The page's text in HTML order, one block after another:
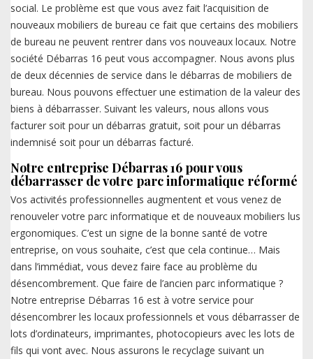
social. Le problème est que vous avez fait l’acquisition de
nouveaux mobiliers de bureau ce fait que certains des mobiliers
de bureau ne peuvent rentrer dans vos nouveaux locaux. Notre
société Débarras 16 peut vous accompagner. Nous avons plus
de deux décennies de service dans le débarras de mobiliers de
bureau. Nous pouvons effectuer une estimation de la valeur des
biens à débarrasser. Suivant les valeurs, nous allons vous
facturer soit pour un débarras gratuit, soit pour un débarras
indemnisé soit pour un débarras facturé.
Notre entreprise Débarras 16 pour vous
débarrasser de votre parc informatique réformé
Vos activités professionnelles augmentent et vous venez de
renouveler votre parc informatique et de nouveaux mobiliers lus
ergonomiques. C’est un signe de la bonne santé de votre
entreprise, on vous souhaite, c’est que cela continue… Mais
dans l’immédiat, vous devez faire face au problème du
désencombrement. Que faire de l’ancien parc informatique ?
Notre entreprise Débarras 16 est à votre service pour
désencombrer les locaux professionnels et vous débarrasser de
lots d’ordinateurs, imprimantes, photocopieurs avec les lots de
fils qui vont avec. Nous assurons le recyclage suivant un